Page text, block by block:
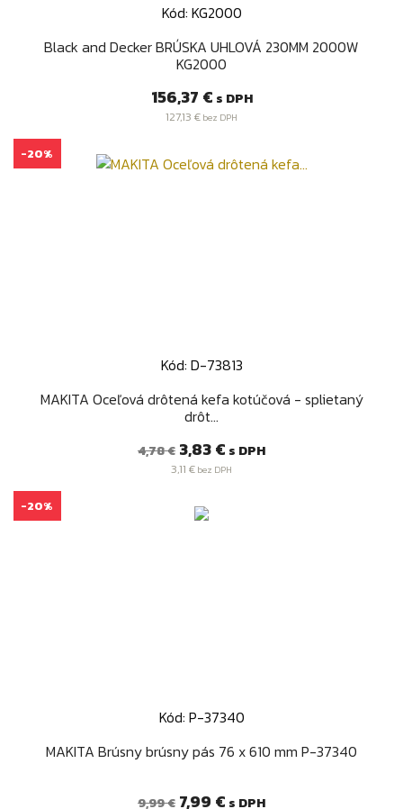
Kód: KG2000
Black and Decker BRÚSKA UHLOVÁ 230MM 2000W
KG2000
Cena
156,37 € s DPH
127,13 € bez DPH
Kód: D-73813
MAKITA Oceľová drôtená kefa kotúčová - splietaný
drôt...
Bežná
cena
4,78 € Cena
3,83 € s DPH
3,11 € bez DPH
-20%
Kód: P-37340
MAKITA Brúsny brúsny pás 76 x 610 mm P-37340
Bežná
9,99 € Cena
7,99 € s DPH
-20%